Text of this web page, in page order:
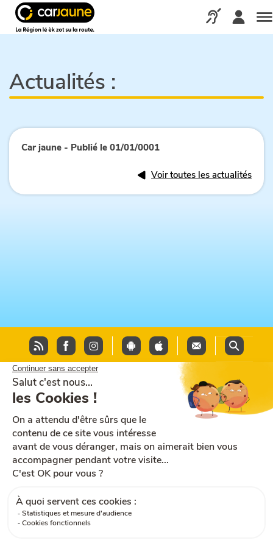
jaune
Appelez-nous
Actualités :
Car jaune - Publié le 01/01/0001
Voir toutes les actualités
Plan du site Aide et accessibilité
CGU
CGV
RGPD